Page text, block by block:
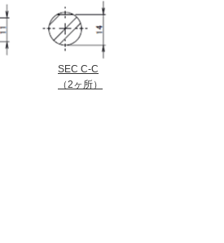
SEC C-C
（2ヶ所）